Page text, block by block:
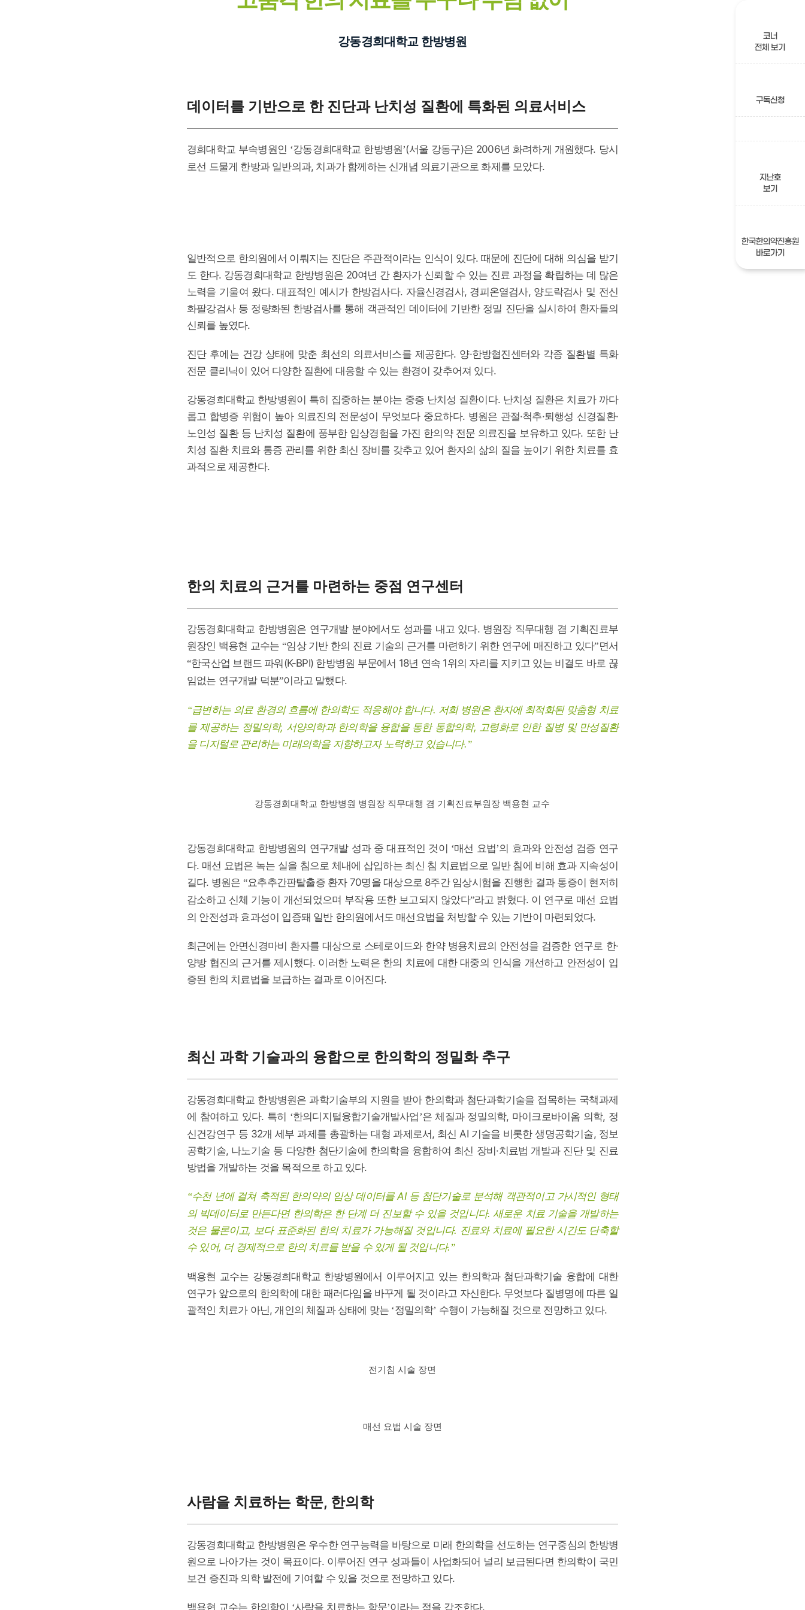
코너
전체 보기
구독신청
지난호
보기
한국한의약진흥원
바로가기
강동경희대학교 한방병원
데이터를 기반으로 한 진단과 난치성 질환에 특화된 의료서비스
경희대학교 부속병원인 ‘강동경희대학교 한방병원’(서울 강동구)은 2006년 화려하게 개원했다. 당시
로선 드물게 한방과 일반의과, 치과가 함께하는 신개념 의료기관으로 화제를 모았다.
일반적으로 한의원에서 이뤄지는 진단은 주관적이라는 인식이 있다. 때문에 진단에 대해 의심을 받기
도 한다. 강동경희대학교 한방병원은 20여년 간 환자가 신뢰할 수 있는 진료 과정을 확립하는 데 많은
노력을 기울여 왔다. 대표적인 예시가 한방검사다. 자율신경검사, 경피온열검사, 양도락검사 및 전신
화팔강검사 등 정량화된 한방검사를 통해 객관적인 데이터에 기반한 정밀 진단을 실시하여 환자들의
신뢰를 높였다.
진단 후에는 건강 상태에 맞춘 최선의 의료서비스를 제공한다. 양·한방협진센터와 각종 질환별 특화
전문 클리닉이 있어 다양한 질환에 대응할 수 있는 환경이 갖추어져 있다.
강동경희대학교 한방병원이 특히 집중하는 분야는 중증 난치성 질환이다. 난치성 질환은 치료가 까다
롭고 합병증 위험이 높아 의료진의 전문성이 무엇보다 중요하다. 병원은 관절·척추·퇴행성 신경질환·
노인성 질환 등 난치성 질환에 풍부한 임상경험을 가진 한의약 전문 의료진을 보유하고 있다. 또한 난
치성 질환 치료와 통증 관리를 위한 최신 장비를 갖추고 있어 환자의 삶의 질을 높이기 위한 치료를 효
과적으로 제공한다.
한의 치료의 근거를 마련하는 중점 연구센터
강동경희대학교 한방병원은 연구개발 분야에서도 성과를 내고 있다. 병원장 직무대행 겸 기획진료부
원장인 백용현 교수는“임상 기반 한의 진료 기술의 근거를 마련하기 위한 연구에 매진하고 있다”면서
“한국산업 브랜드 파워(K-BPI) 한방병원 부문에서 18년 연속 1위의 자리를 지키고 있는 비결도 바로 끊
임없는 연구개발 덕분”이라고 말했다.
“급변하는 의료 환경의 흐름에 한의학도 적응해야 합니다. 저희 병원은 환자에 최적화된 맞춤형 치료
를 제공하는 정밀의학, 서양의학과 한의학을 융합을 통한 통합의학, 고령화로 인한 질병 및 만성질환
을 디지털로 관리하는 미래의학을 지향하고자 노력하고 있습니다.”
강동경희대학교 한방병원 병원장 직무대행 겸 기획진료부원장 백용현 교수
강동경희대학교 한방병원의 연구개발 성과 중 대표적인 것이 ‘매선 요법’의 효과와 안전성 검증 연구
다. 매선 요법은 녹는 실을 침으로 체내에 삽입하는 최신 침 치료법으로 일반 침에 비해 효과 지속성이
길다. 병원은 “요추추간판탈출증 환자 70명을 대상으로 8주간 임상시험을 진행한 결과 통증이 현저히
감소하고 신체 기능이 개선되었으며 부작용 또한 보고되지 않았다”라고 밝혔다. 이 연구로 매선 요법
의 안전성과 효과성이 입증돼 일반 한의원에서도 매선요법을 처방할 수 있는 기반이 마련되었다.
최근에는 안면신경마비 환자를 대상으로 스테로이드와 한약 병용치료의 안전성을 검증한 연구로 한·
양방 협진의 근거를 제시했다. 이러한 노력은 한의 치료에 대한 대중의 인식을 개선하고 안전성이 입
증된 한의 치료법을 보급하는 결과로 이어진다.
최신 과학 기술과의 융합으로 한의학의 정밀화 추구
강동경희대학교 한방병원은 과학기술부의 지원을 받아 한의학과 첨단과학기술을 접목하는 국책과제
에 참여하고 있다. 특히 ‘한의디지털융합기술개발사업’은 체질과 정밀의학, 마이크로바이옴 의학, 정
신건강연구 등 32개 세부 과제를 총괄하는 대형 과제로서, 최신 AI 기술을 비롯한 생명공학기술, 정보
공학기술, 나노기술 등 다양한 첨단기술에 한의학을 융합하여 최신 장비·치료법 개발과 진단 및 진료
방법을 개발하는 것을 목적으로 하고 있다.
“수천 년에 걸쳐 축적된 한의약의 임상 데이터를 AI 등 첨단기술로 분석해 객관적이고 가시적인 형태
의 빅데이터로 만든다면 한의학은 한 단계 더 진보할 수 있을 것입니다. 새로운 치료 기술을 개발하는
것은 물론이고, 보다 표준화된 한의 치료가 가능해질 것입니다. 진료와 치료에 필요한 시간도 단축할
수 있어, 더 경제적으로 한의 치료를 받을 수 있게 될 것입니다.”
백용현 교수는 강동경희대학교 한방병원에서 이루어지고 있는 한의학과 첨단과학기술 융합에 대한
연구가 앞으로의 한의학에 대한 패러다임을 바꾸게 될 것이라고 자신한다. 무엇보다 질병명에 따른 일
괄적인 치료가 아닌, 개인의 체질과 상태에 맞는 ‘정밀의학’ 수행이 가능해질 것으로 전망하고 있다.
전기침 시술 장면
매선 요법 시술 장면
사람을 치료하는 학문, 한의학
강동경희대학교 한방병원은 우수한 연구능력을 바탕으로 미래 한의학을 선도하는 연구중심의 한방병
원으로 나아가는 것이 목표이다. 이루어진 연구 성과들이 사업화되어 널리 보급된다면 한의학이 국민
보건 증진과 의학 발전에 기여할 수 있을 것으로 전망하고 있다.
백용현 교수는 한의학이 ‘사람을 치료하는 학문’이라는 점을 강조한다.